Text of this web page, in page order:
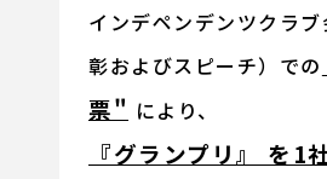
インデペンデンツクラ
彰およびスピーチ）での
票" により、
『グランプリ』 を1